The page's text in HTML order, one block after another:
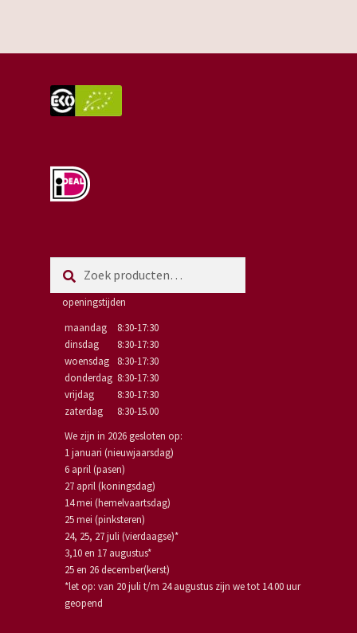
naar:
openingstijden
maandag
8:30-17:30
dinsdag
8:30-17:30
woensdag
8:30-17:30
donderdag 8:30-17:30
vrijdag
8:30-17:30
zaterdag
8:30-15.00
We zijn in 2026 gesloten op:
1 januari (nieuwjaarsdag)
6 april (pasen)
27 april (koningsdag)
14 mei (hemelvaartsdag)
25 mei (pinksteren)
24, 25, 27 juli (vierdaagse)*
3,10 en 17 augustus*
25 en 26 december(kerst)
*let op: van 20 juli t/m 24 augustus zijn we tot 14.00 uur
geopend